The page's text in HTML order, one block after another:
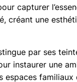
capturer
créant une
par ses
instaurer une
espaces familiaux